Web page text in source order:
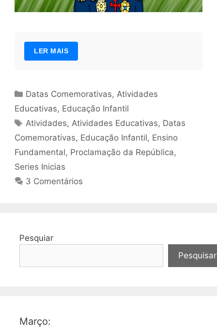
LER MAIS
Categorias
Datas Comemorativas,Atividades
Educativas, Educação Infantil
Tags
Atividades,Atividades Educativas, Datas
Comemorativas, Educação Infantil, Ensino
Fundamental, Proclamação da República,
Series Inicias
3 Comentários
Pesquiar
Pesquisar
Março: